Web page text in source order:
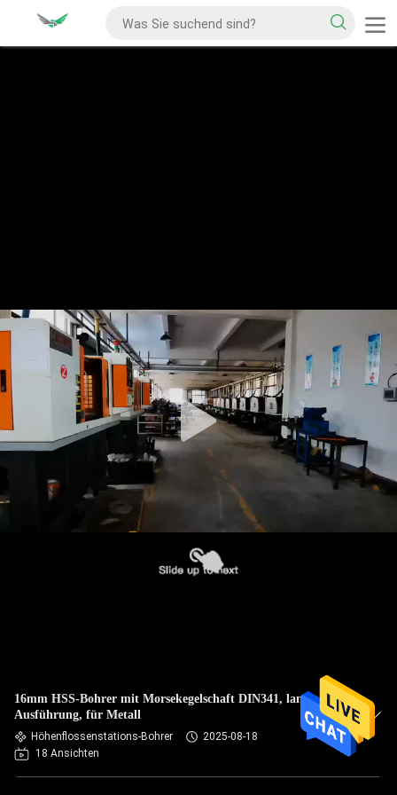
16mm HSS-Bohrer mit Morsekegelschaft DIN341, lange
Ausführung, für Metall
Höhenflossenstations-Bohrer
2025-08-18
18 Ansichten